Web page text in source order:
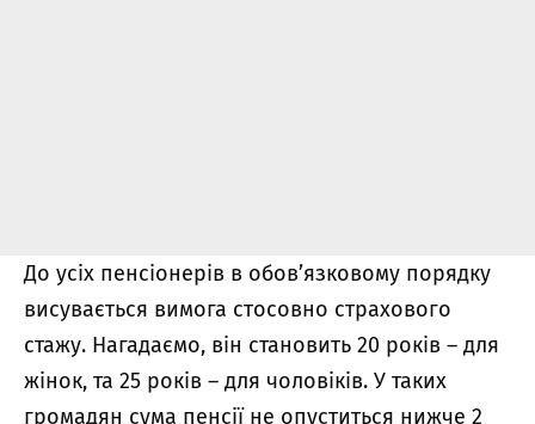
До усіх пенсіонерів в обов’язковому порядку
висувається вимога стосовно страхового
стажу. Нагадаємо, він становить 20 років – для
жінок, та 25 років – для чоловіків. У таких
громадян сума пенсії не опуститься нижче 2